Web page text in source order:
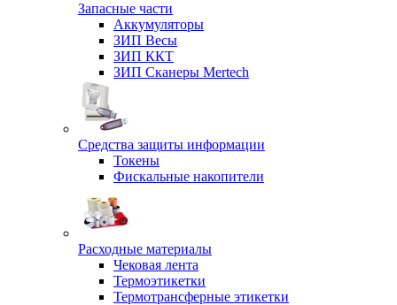
Запасные части
Аккумуляторы
ЗИП Весы
ЗИП ККТ
ЗИП Сканеры Mertech
Средства защиты информации
Токены
Фискальные накопители
Расходные материалы
Чековая лента
Термоэтикетки
Термотрансферные этикетки